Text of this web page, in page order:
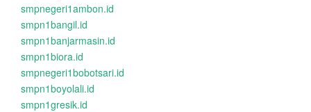
smpnegeri1ambon.id
smpn1bangil.id
smpn1banjarmasin.id
smpn1biora.id
smpnegeri1bobotsari.id
smpn1boyolali.id
smpn1gresik.id